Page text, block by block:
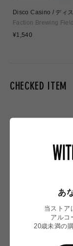
Disco
Faction Brewing
Brewing
通
¥1,540
CHECKED ITEM
あ
当ストア
アルコ
20歳未満の